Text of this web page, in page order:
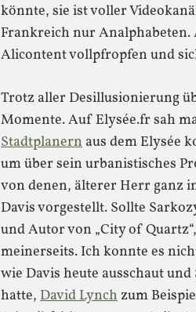
könnte, sie ist voller
Frankreich nur Analphabeten.
Alicontent vollpfropfen und
Trotz aller Desillusionierung
Momente. Auf Elysée.fr sah
Stadtplanern aus dem Elysée
um über sein urbanistisches
von denen, älterer Herr ganz
Davis vorgestellt. Sollte
und Autor von „City of
meinerseits. Ich konnte es
wie Davis heute ausschaut
hatte, David Lynch zum